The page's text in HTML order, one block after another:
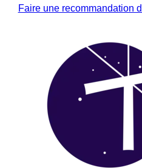
Faire une recommandation